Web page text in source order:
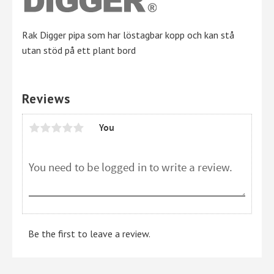
Rak Digger pipa som har löstagbar kopp och kan stå
utan stöd på ett plant bord
Reviews
You
Be the first to leave a review.